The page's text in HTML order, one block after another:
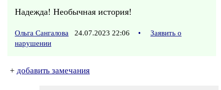
Надежда! Необычная история!
Ольга Сангалова 24.07.2023 22:06 •
Заявить о
нарушении
+ добавить замечания